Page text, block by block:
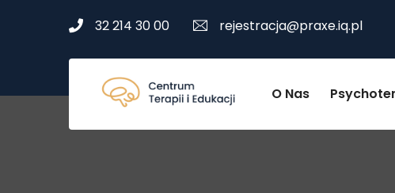
32 214 30 00 rejestracja@praxe.iq.pl
O Nas